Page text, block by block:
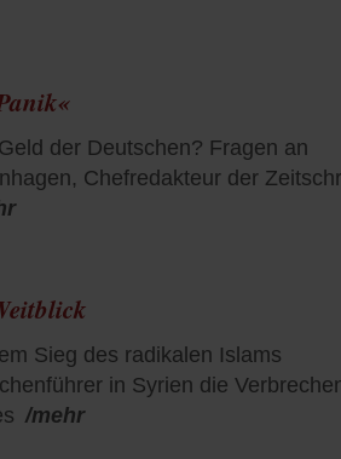
der Deutschen? Fragen an
Chefredakteur der
Sieg des radikalen Islams
in Syrien die
/mehr